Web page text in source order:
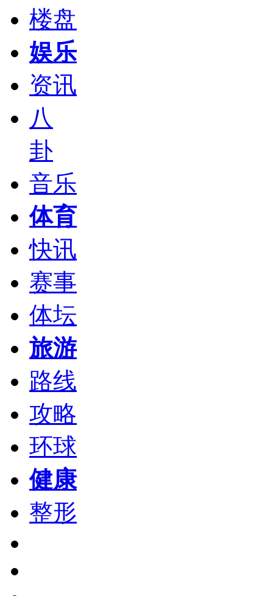
楼盘
娱乐
资讯
八
卦
音乐
体育
快讯
赛事
体坛
旅游
路线
攻略
环球
健康
整形